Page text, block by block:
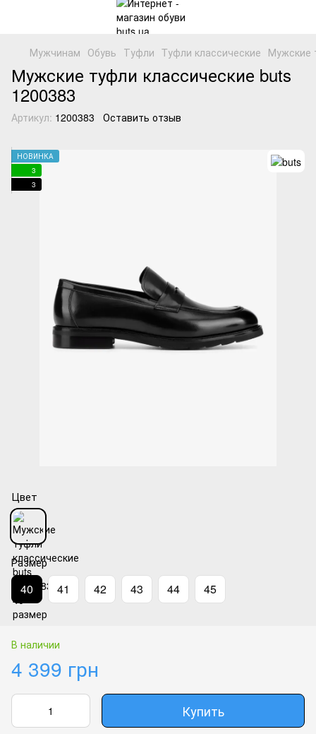
Мужчинам Обувь Туфли Tуфли классические Мужские
Мужские туфли классические buts
1200383
Артикул: 1200383 Оставить отзыв
НОВИНКА
3
3
Цвет
Размер
40 41 42 43 44 45
В наличии
4 399 грн
Купить